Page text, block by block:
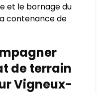
et le bornage du
contenance de
de terrain
Vigneux-